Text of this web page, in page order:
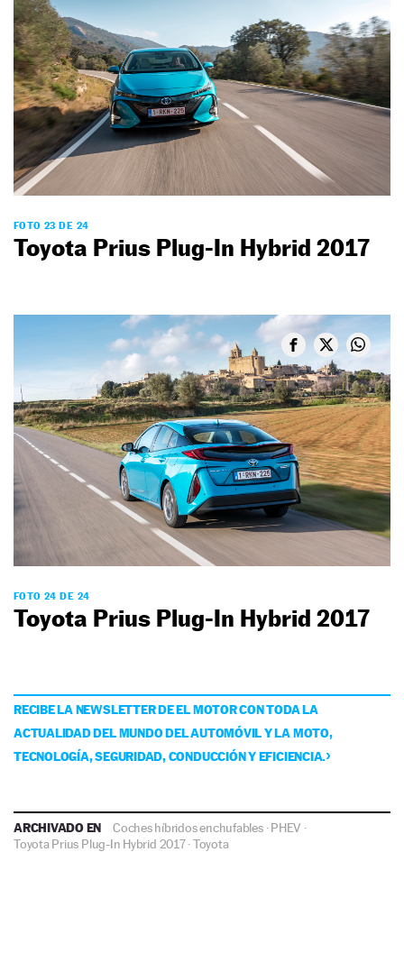
FOTO 23 DE 24
Toyota Prius Plug-In Hybrid 2017
FOTO 24 DE 24
Toyota Prius Plug-In Hybrid 2017
RECIBE LA NEWSLETTER DE EL MOTOR CON TODA LA
ACTUALIDAD DEL MUNDO DEL AUTOMÓVIL Y LA MOTO,
TECNOLOGÍA, SEGURIDAD, CONDUCCIÓN Y EFICIENCIA.
ARCHIVADO EN Coches híbridos enchufables·PHEV ·
Toyota Prius Plug-In Hybrid 2017·Toyota